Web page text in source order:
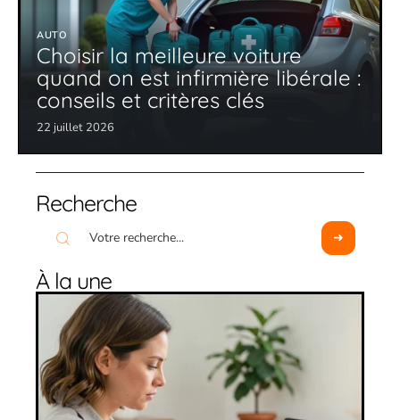
AUTO
Choisir la meilleure voiture
quand on est infirmière libérale :
conseils et critères clés
22 juillet 2026
Recherche
À la une